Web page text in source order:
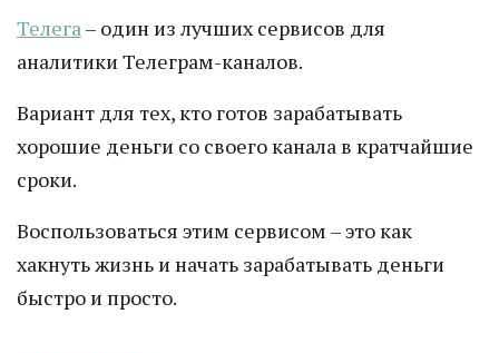
Телега– один из лучших сервисов для
аналитики Телеграм-каналов.
Вариант для тех, кто готов зарабатывать
хорошие деньги со своего канала в кратчайшие
сроки.
Воспользоваться этим сервисом – это как
хакнуть жизнь и начать зарабатывать деньги
быстро и просто.